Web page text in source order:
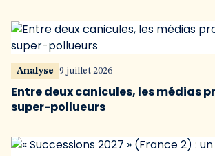
Analyse 9 juillet 2026
Entre deux canicules, les médias
super-pollueurs